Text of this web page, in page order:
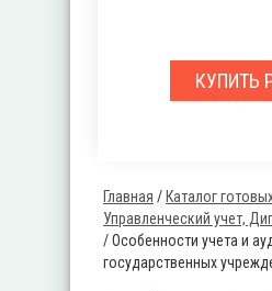
Вы здесь
Главная / Каталог
Управленческий учет,
/Особенности учета и
государственных
КУПИТЬ